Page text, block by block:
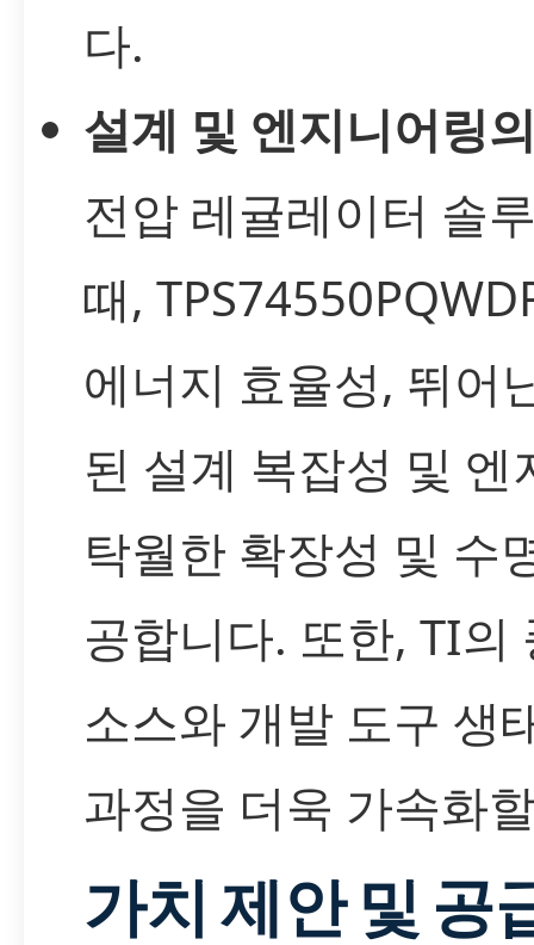
다.
설계 및 엔지니어링
전압 레귤레이터 솔
때,
에너지 효율성, 뛰어
된 설계 복잡성 및
탁월한 확장성 및 수
공합니다. 또한, TI의
소스와 개발 도구 생
과정을 더욱 가속화
가치 제안 및 공